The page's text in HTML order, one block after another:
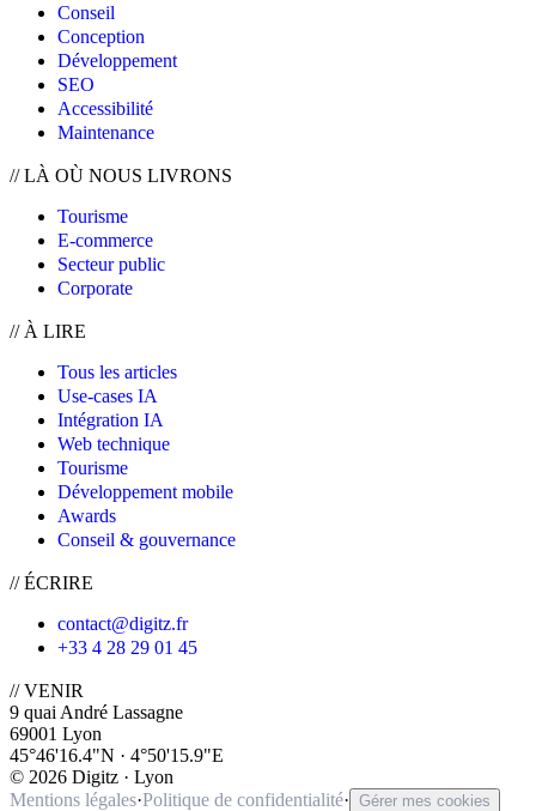
Conseil
Conception
Développement
SEO
Accessibilité
Maintenance
//LÀ OÙ NOUS LIVRONS
Tourisme
E-commerce
Secteur public
Corporate
// À LIRE
Tous les articles
Use-cases IA
Intégration IA
Web technique
Tourisme
Développement mobile
Awards
Conseil & gouvernance
// ÉCRIRE
contact@digitz.fr
+33 4 28 29 01 45
// VENIR
9 quai André Lassagne
69001 Lyon
45°46'16.4"N · 4°50'15.9"E
© 2026 Digitz · Lyon
Mentions légales·Politique de confidentialité· Gérer mes cookies